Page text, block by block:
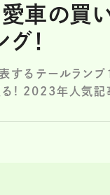
車の買
！
するテールラン
2023年人気記事